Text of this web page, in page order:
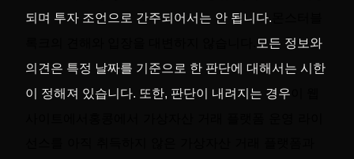
되며 투자 조언으로 간주되어서는 안 됩니다.
모든 정보와
의견은 특정 날짜를 기준으로 한 판단에 대해서는 시한
이 정해져 있습니다. 또한, 판단이 내려지는 경우